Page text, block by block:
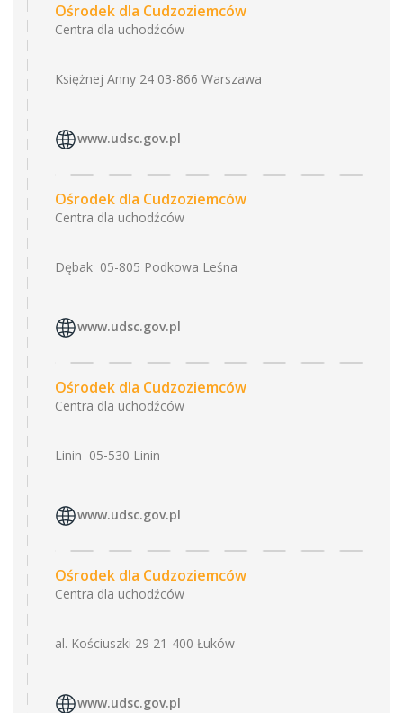
Ośrodek dla Cudzoziemców
Centra dla uchodźców
Księżnej Anny 24 03-866 Warszawa
www.udsc.gov.pl
Ośrodek dla Cudzoziemców
Centra dla uchodźców
Dębak 05-805 Podkowa Leśna
www.udsc.gov.pl
Ośrodek dla Cudzoziemców
Centra dla uchodźców
Linin 05-530 Linin
www.udsc.gov.pl
Ośrodek dla Cudzoziemców
Centra dla uchodźców
al. Kościuszki 29 21-400 Łuków
www.udsc.gov.pl